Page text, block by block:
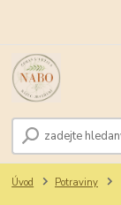
Úvod Potraviny